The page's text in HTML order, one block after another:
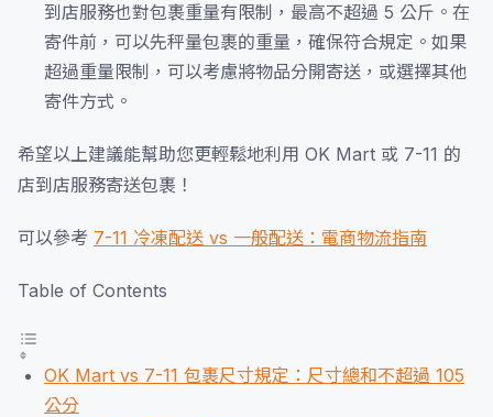
到店服務也對包裹重量有限制，最高不超過 5 公斤。在
寄件前，可以先秤量包裹的重量，確保符合規定。如果
超過重量限制，可以考慮將物品分開寄送，或選擇其他
寄件方式。
希望以上建議能幫助您更輕鬆地利用 OK Mart 或 7-11 的
店到店服務寄送包裹！
可以參考 7-11 冷凍配送 vs 一般配送：電商物流指南
Table of Contents
OK Mart vs 7-11 包裹尺寸規定：尺寸總和不超過 105
公分